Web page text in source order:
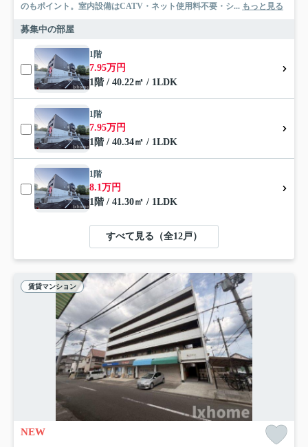
のもポイント。室内設備はCATV・ネット使用料不要・シ... もっと見る
募集中の部屋
1階
7.95万円
1階 / 40.22㎡ / 1LDK
1階
7.95万円
1階 / 40.34㎡ / 1LDK
1階
8.1万円
1階 / 41.30㎡ / 1LDK
すべて見る（全12戸）
賃貸マンション
NEW